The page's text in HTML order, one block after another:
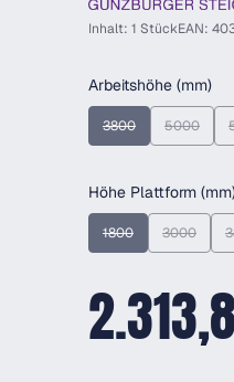
Inhalt: 1 StückEAN:
Arbeitshöhe (mm)
3800(Diese Option ist
5000(Diese
Höhe Plattform
1800(Diese Option ist
3000(Diese